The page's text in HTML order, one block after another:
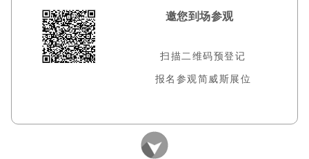
邀您到场参观
扫描二维码预登记
报名参观简威斯展位